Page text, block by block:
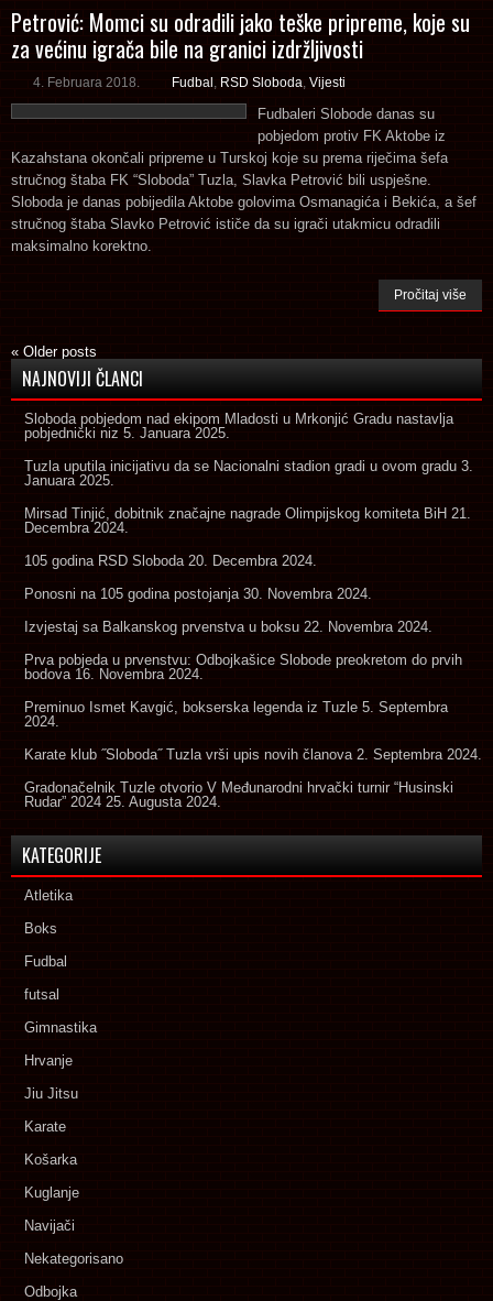
Petrović: Momci su odradili jako teške pripreme, koje su
za većinu igrača bile na granici izdržljivosti
4. Februara 2018. Fudbal RSD Sloboda Vijesti
Fudbaleri Slobode danas su
pobjedom protiv FK Aktobe iz
Kazahstana okončali pripreme u Turskoj koje su prema riječima šefa
stručnog štaba FK “Sloboda” Tuzla, Slavka Petrović bili uspješne.
Sloboda je danas pobijedila Aktobe golovima Osmanagića i Bekića, a šef
stručnog štaba Slavko Petrović ističe da su igrači utakmicu odradili
maksimalno korektno.
Pročitaj više
« Older posts
NAJNOVIJI ČLANCI
Sloboda pobjedom nad ekipom Mladosti u Mrkonjić Gradu nastavlja
pobjednički niz 5. Januara 2025.
Tuzla uputila inicijativu da se Nacionalni stadion gradi u ovom gradu 3.
Januara 2025.
Mirsad Tinjić, dobitnik značajne nagrade Olimpijskog komiteta BiH 21.
Decembra 2024.
105 godina RSD Sloboda 20. Decembra 2024.
Ponosni na 105 godina postojanja 30. Novembra 2024.
Izvjestaj sa Balkanskog prvenstva u boksu 22. Novembra 2024.
Prva pobjeda u prvenstvu: Odbojkašice Slobode preokretom do prvih
bodova 16. Novembra 2024.
Preminuo Ismet Kavgić, bokserska legenda iz Tuzle 5. Septembra
2024.
Karate klub ˝Sloboda˝ Tuzla vrši upis novih članova 2. Septembra 2024.
Gradonačelnik Tuzle otvorio V Međunarodni hrvački turnir “Husinski
Rudar” 2024 25. Augusta 2024.
KATEGORIJE
Atletika
Boks
Fudbal
futsal
Gimnastika
Hrvanje
Jiu Jitsu
Karate
Košarka
Kuglanje
Navijači
Nekategorisano
Odbojka